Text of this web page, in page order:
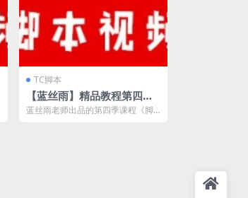
TC脚本
【蓝丝雨】精品教程第四季
《脚本三位一体防封宝典》
蓝丝雨老师出品的第四季课程《脚